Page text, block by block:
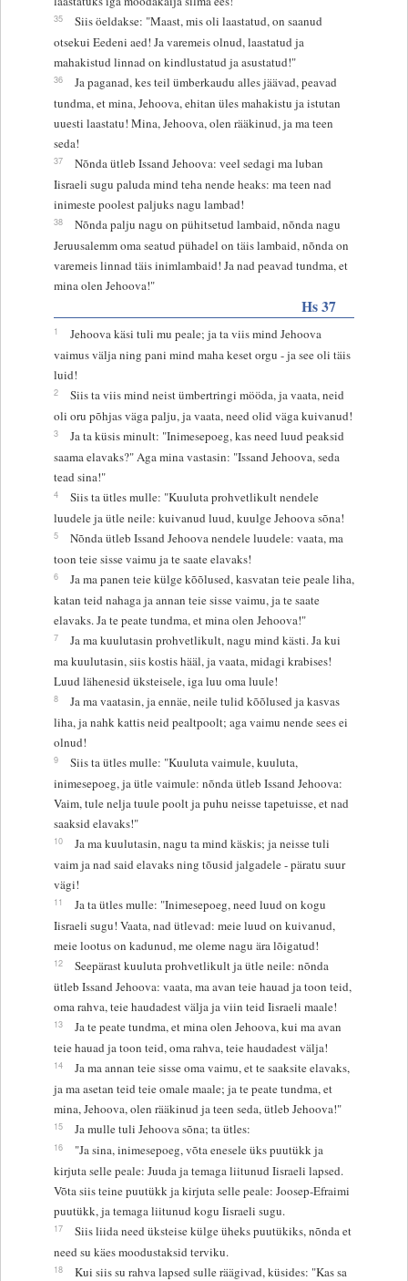
35
Siis öeldakse: "Maast, mis oli laastatud, on saanud
otsekui Eedeni aed! Ja varemeis olnud, laastatud ja
mahakistud linnad on kindlustatud ja asustatud!"
36
Ja paganad, kes teil ümberkaudu alles jäävad, peavad
tundma, et mina, Jehoova, ehitan üles mahakistu ja istutan
uuesti laastatu! Mina, Jehoova, olen rääkinud, ja ma teen
seda!
37
Nõnda ütleb Issand Jehoova: veel sedagi ma luban
Iisraeli sugu paluda mind teha nende heaks: ma teen nad
inimeste poolest paljuks nagu lambad!
38
Nõnda palju nagu on pühitsetud lambaid, nõnda nagu
Jeruusalemm oma seatud pühadel on täis lambaid, nõnda on
varemeis linnad täis inimlambaid! Ja nad peavad tundma, et
mina olen Jehoova!"
Hs 37
1
Jehoova käsi tuli mu peale; ja ta viis mind Jehoova
vaimus välja ning pani mind maha keset orgu - ja see oli täis
luid!
2
Siis ta viis mind neist ümbertringi mööda, ja vaata, neid
oli oru põhjas väga palju, ja vaata, need olid väga kuivanud!
3
Ja ta küsis minult: "Inimesepoeg, kas need luud peaksid
saama elavaks?" Aga mina vastasin: "Issand Jehoova, seda
tead sina!"
4
Siis ta ütles mulle: "Kuuluta prohvetlikult nendele
luudele ja ütle neile: kuivanud luud, kuulge Jehoova sõna!
5
Nõnda ütleb Issand Jehoova nendele luudele: vaata, ma
toon teie sisse vaimu ja te saate elavaks!
6
Ja ma panen teie külge kõõlused, kasvatan teie peale liha,
katan teid nahaga ja annan teie sisse vaimu, ja te saate
elavaks. Ja te peate tundma, et mina olen Jehoova!"
7
Ja ma kuulutasin prohvetlikult, nagu mind kästi. Ja kui
ma kuulutasin, siis kostis hääl, ja vaata, midagi krabises!
Luud lähenesid üksteisele, iga luu oma luule!
8
Ja ma vaatasin, ja ennäe, neile tulid kõõlused ja kasvas
liha, ja nahk kattis neid pealtpoolt; aga vaimu nende sees ei
olnud!
9
Siis ta ütles mulle: "Kuuluta vaimule, kuuluta,
inimesepoeg, ja ütle vaimule: nõnda ütleb Issand Jehoova:
Vaim, tule nelja tuule poolt ja puhu neisse tapetuisse, et nad
saaksid elavaks!"
10
Ja ma kuulutasin, nagu ta mind käskis; ja neisse tuli
vaim ja nad said elavaks ning tõusid jalgadele - päratu suur
vägi!
11
Ja ta ütles mulle: "Inimesepoeg, need luud on kogu
Iisraeli sugu! Vaata, nad ütlevad: meie luud on kuivanud,
meie lootus on kadunud, me oleme nagu ära lõigatud!
12
Seepärast kuuluta prohvetlikult ja ütle neile: nõnda
ütleb Issand Jehoova: vaata, ma avan teie hauad ja toon teid,
oma rahva, teie haudadest välja ja viin teid Iisraeli maale!
13
Ja te peate tundma, et mina olen Jehoova, kui ma avan
teie hauad ja toon teid, oma rahva, teie haudadest välja!
14
Ja ma annan teie sisse oma vaimu, et te saaksite elavaks,
ja ma asetan teid teie omale maale; ja te peate tundma, et
mina, Jehoova, olen rääkinud ja teen seda, ütleb Jehoova!"
15 Ja mulle tuli Jehoova sõna; ta ütles:
16
"Ja sina, inimesepoeg, võta enesele üks puutükk ja
kirjuta selle peale: Juuda ja temaga liitunud Iisraeli lapsed.
Võta siis teine puutükk ja kirjuta selle peale: Joosep-Efraimi
puutükk, ja temaga liitunud kogu Iisraeli sugu.
17
Siis liida need üksteise külge üheks puutükiks, nõnda et
need su käes moodustaksid terviku.
18
Kui siis su rahva lapsed sulle räägivad, küsides: "Kas sa